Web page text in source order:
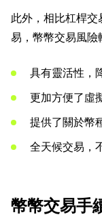
此外，相比杠桿
易，幣幣交易風險
具有靈活性，
更加方便了虛
提供了關於幣
全天候交易，
幣幣交易手